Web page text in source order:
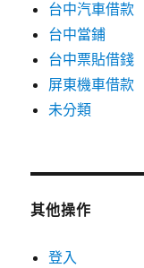
台中汽車借款
台中當鋪
台中票貼借錢
屏東機車借款
未分類
其他操作
登入